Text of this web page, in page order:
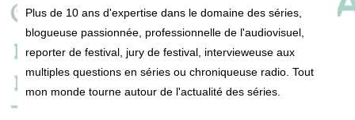
Plus de 10 ans d'expertise dans le domaine des séries,
blogueuse passionnée, professionnelle de l'audiovisuel,
reporter de festival, jury de festival, intervieweuse aux
multiples questions en séries ou chroniqueuse radio. Tout
mon monde tourne autour de l'actualité des séries.